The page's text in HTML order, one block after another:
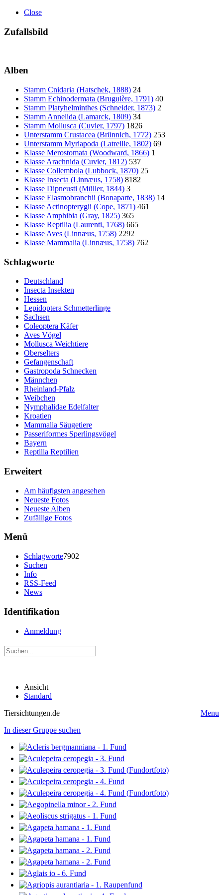
Close
Zufallsbild
Alben
Stamm Cnidaria (Hatschek, 1888) 24
Stamm Echinodermata (Bruguière, 1791) 40
Stamm Platyhelminthes (Schneider, 1873) 2
Stamm Annelida (Lamarck, 1809) 34
Stamm Mollusca (Cuvier, 1797) 1826
Unterstamm Crustacea (Brünnich, 1772) 253
Unterstamm Myriapoda (Latreille, 1802) 69
Klasse Merostomata (Woodward, 1866) 1
Klasse Arachnida (Cuvier, 1812) 537
Klasse Collembola (Lubbock, 1870) 25
Klasse Insecta (Linnæus, 1758) 8182
Klasse Dipneusti (Müller, 1844) 3
Klasse Elasmobranchii (Bonaparte, 1838) 14
Klasse Actinopterygii (Cope, 1871) 461
Klasse Amphibia (Gray, 1825) 365
Klasse Reptilia (Laurenti, 1768) 665
Klasse Aves (Linnæus, 1758) 2292
Klasse Mammalia (Linnæus, 1758) 762
Schlagworte
Deutschland
Insecta Insekten
Hessen
Lepidoptera Schmetterlinge
Sachsen
Coleoptera Käfer
Aves Vögel
Mollusca Weichtiere
Oberselters
Gefangenschaft
Gastropoda Schnecken
Männchen
Rheinland-Pfalz
Weibchen
Nymphalidae Edelfalter
Kroatien
Mammalia Säugetiere
Passeriformes Sperlingsvögel
Bayern
Reptilia Reptilien
Erweitert
Am häufigsten angesehen
Neueste Fotos
Neueste Alben
Zufällige Fotos
Menü
Schlagworte7902
Suchen
Info
RSS-Feed
News
Identifikation
Anmeldung
Ansicht
Standard
Tiersichtungen.de
Menu
In dieser Gruppe suchen